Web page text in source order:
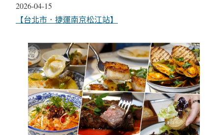
日期
2026-04-15
關於
【台北市．捷運南京松江站】